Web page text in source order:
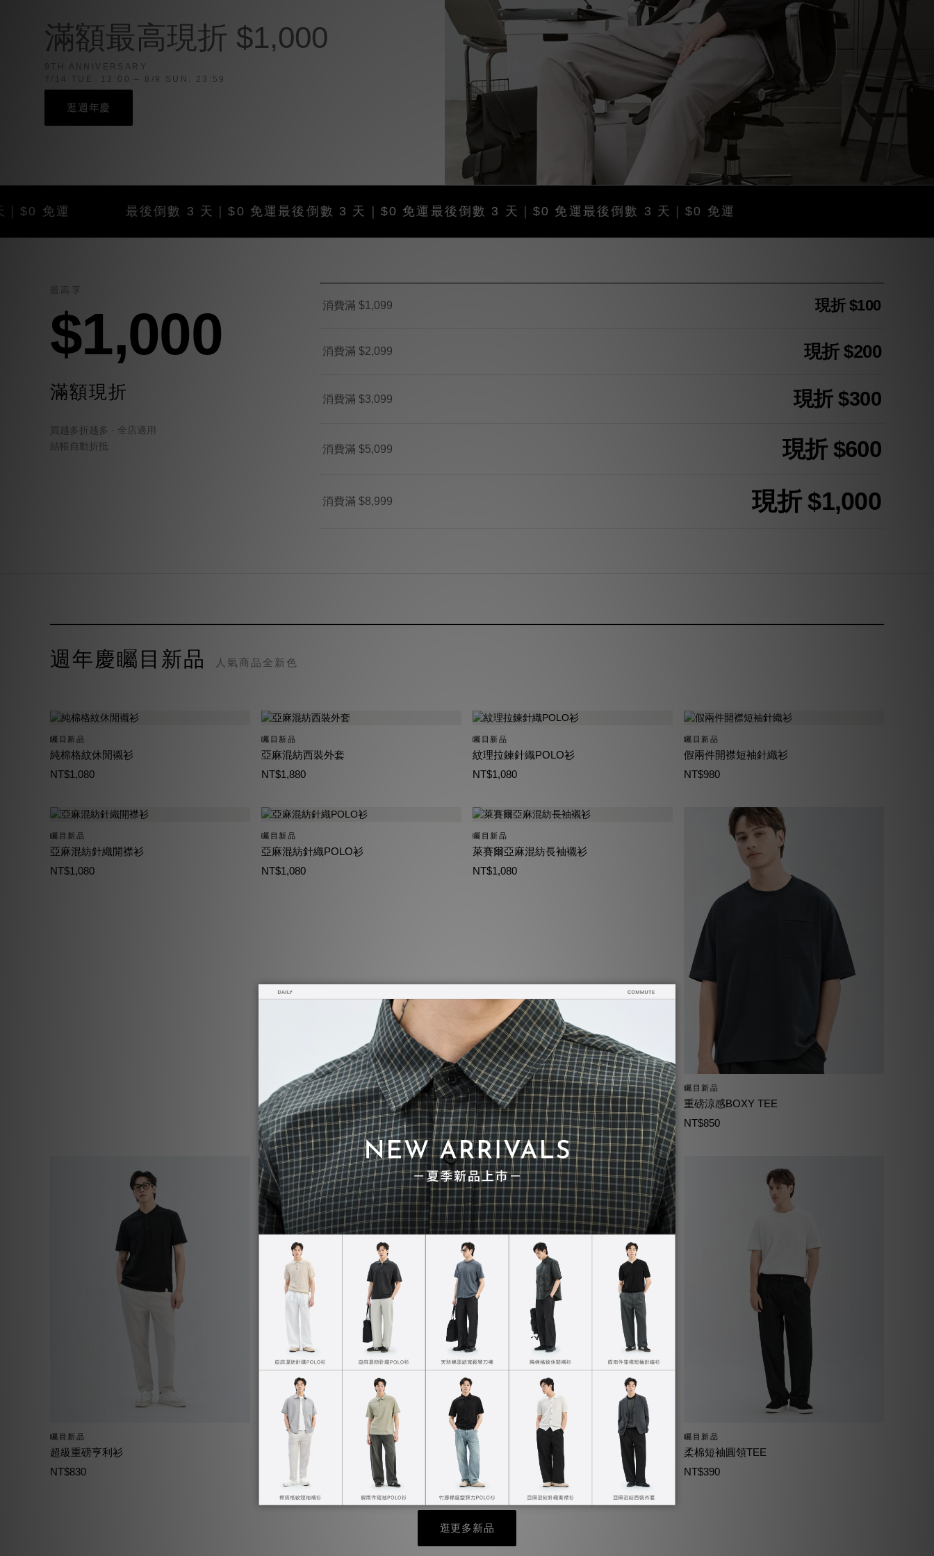
滿額最高現折 $1,000
9TH ANNIVERSARY
7/14 TUE. 12:00 – 8/9 SUN. 23:59
逛週年慶
最後倒數 3 天｜$0 免運 最後倒數 3 天｜$0 免運 最後倒數 3 天｜$0 免運 最後倒數 3 天｜$0 免運
最高享
$1,000
滿額現折
買越多折越多 · 全店適用
結帳自動折抵
消費滿 $1,099 現折 $100
消費滿 $2,099 現折 $200
消費滿 $3,099 現折 $300
消費滿 $5,099 現折 $600
消費滿 $8,999 現折 $1,000
週年慶矚目新品 人氣商品全新色
矚目新品
純棉格紋休閒襯衫
NT$1,080
矚目新品
亞麻混紡西裝外套
NT$1,880
矚目新品
紋理拉鍊針織POLO衫
NT$1,080
矚目新品
假兩件開襟短袖針織衫
NT$980
矚目新品
亞麻混紡針織開襟衫
NT$1,080
矚目新品
亞麻混紡針織POLO衫
NT$1,080
矚目新品
萊賽爾亞麻混紡長袖襯衫
NT$1,080
矚目新品
重磅涼感BOXY TEE
NT$850
矚目新品
超級重磅亨利衫
NT$830
矚目新品
防曬涼感連帽外套
NT$1,490
矚目新品
涼感防曬立領外套
NT$1,390
矚目新品
柔棉短袖圓領TEE
NT$390
逛更多新品